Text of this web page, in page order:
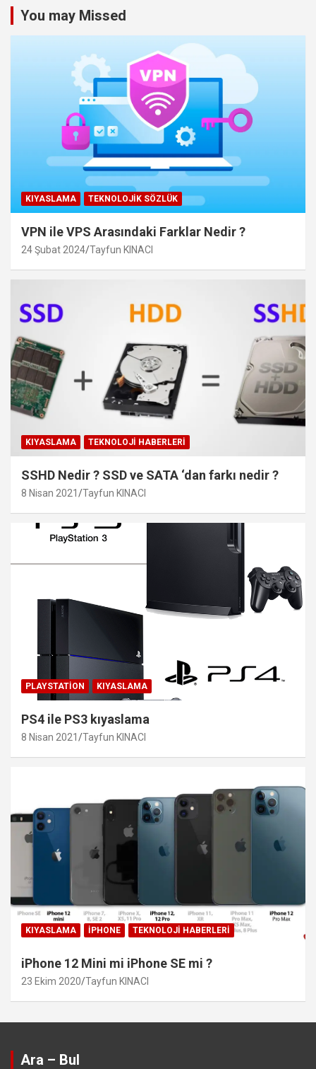
You may Missed
KIYASLAMA TEKNOLOJIK SÖZLÜK
VPN ile VPS Arasındaki Farklar Nedir ?
24 Şubat 2024 Tayfun KINACI
KIYASLAMA TEKNOLOJI HABERLERI
SSHD Nedir ? SSD ve SATA ‘dan farkı nedir ?
8 Nisan 2021 Tayfun KINACI
PLAYSTATION KIYASLAMA
PS4 ile PS3 kıyaslama
8 Nisan 2021 Tayfun KINACI
KIYASLAMA IPHONE TEKNOLOJI HABERLERI
iPhone 12 Mini mi iPhone SE mi ?
23 Ekim 2020 Tayfun KINACI
Ara – Bul